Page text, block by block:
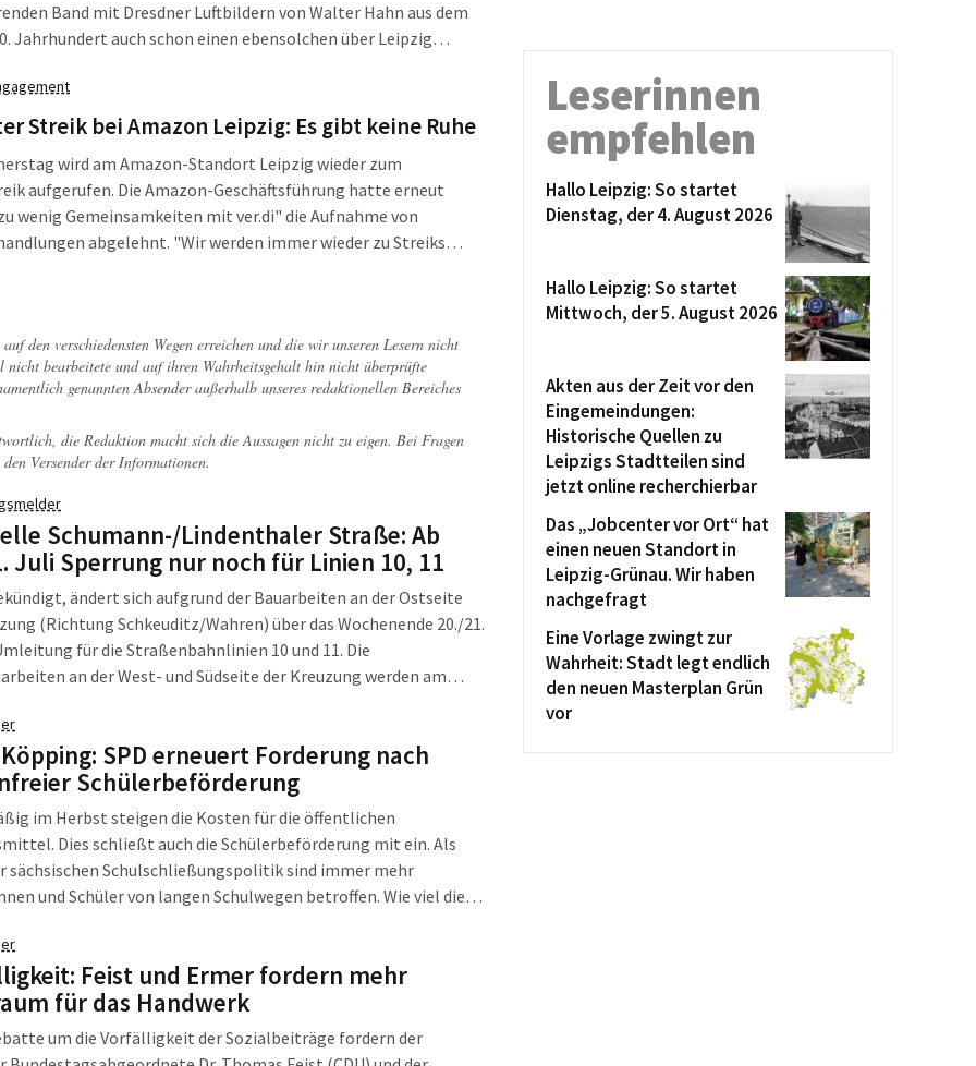
Band mit Dresdner Luftbildern von Walter Hahn aus dem
Jahrhundert auch schon einen ebensolchen über Leipzig
Was mir gefällt, gefällt auch den Leuten. Nun also mal
Streik bei Amazon Leipzig: Es gibt keine Ruhe
wird am Amazon-Standort Leipzig wieder zum
aufgerufen. Die Amazon-Geschäftsführung hatte erneut
wenig Gemeinsamkeiten mit ver.di" die Aufnahme von
abgelehnt. "Wir werden immer wieder zu Streiks
Jörg Lauenroth-Mago.
den verschiedensten Wegen erreichen und die wir unseren Lesern nicht
bearbeitete und auf ihren Wahrheitsgehalt hin nicht überprüfte
genannten Absender außerhalb unseres redaktionellen Bereiches
die Redaktion macht sich die Aussagen nicht zu eigen. Bei Fragen
Versender der Informationen.
Schumann-/Lindenthaler Straße: Ab
Juli Sperrung nur noch für Linien 10, 11
ändert sich aufgrund der Bauarbeiten an der Ostseite
(Richtung Schkeuditz/Wahren) über das Wochenende 20./21.
für die Straßenbahnlinien 10 und 11. Die
an der West- und Südseite der Kreuzung werden am
SPD erneuert Forderung nach
Schülerbeförderung
im Herbst steigen die Kosten für die öffentlichen
Dies schließt auch die Schülerbeförderung mit ein. Als
sächsischen Schulschließungspolitik sind immer mehr
und Schüler von langen Schulwegen betroffen. Wie viel die
oder der Stadt abhängig, in der sie wohnen und die Schule
Feist und Ermer fordern mehr
für das Handwerk
um die Vorfälligkeit der Sozialbeiträge fordern der
Leserinnen
empfehlen
Hallo Leipzig: So startet
Dienstag, der 4. August 2026
Hallo Leipzig: So startet
Mittwoch, der 5. August 2026
Akten aus der Zeit vor den
Eingemeindungen:
Historische Quellen zu
Leipzigs Stadtteilen sind
jetzt online recherchierbar
Das „Jobcenter vor Ort“ hat
einen neuen Standort in
Leipzig-Grünau. Wir haben
nachgefragt
Eine Vorlage zwingt zur
Wahrheit: Stadt legt endlich
den neuen Masterplan Grün
vor